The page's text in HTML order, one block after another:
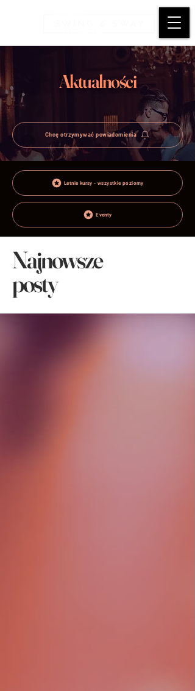
Aktualności
Chcę otrzymywać powiadomienia
Letnie kursy - wszystkie poziomy
Eventy
Najnowsze
posty